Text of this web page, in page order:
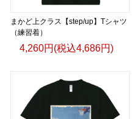
まかど上クラス【step/up】Tシャツ
（練習着）
4,260円(税込4,686円)